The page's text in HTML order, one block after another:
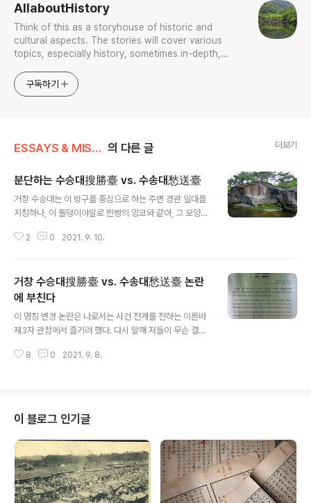
AllaboutHistory
Think of this as a storyhouse of historic and
cultural aspects. The stories will cover various
topics, especially history, sometimes in-depth,
approach will be to resist any common sense or
generalized viewpoint
구독하기
ESSAYS & MISCELLANIES 의 다른 글 더보기
분단하는 수승대搜勝臺 vs. 수송대愁送臺
거창 수승대는 이 방구를 중심으로 하는 주변 경관 일대를
지칭하나, 이 돌덩이야말로 찐빵의 앙코와 같아, 그 모양은
런 까닭에 이를 지칭하는 말 중에 거북 구龜자를 활용한 것
퇴계 이전과 이후로 현격히 달라진다는 것이니, 다시 말해
이곳은 퇴계를 만남으로써 일약 위상이 저 하늘을 향해 치
달으니, 와! 퇴계가 이곳을 지목했다 해서 이후 너도나도 찾
아서 바위에다가 sns 방명록을 남기듯 하는 일이 잇달았으
은 이름으로 바까!!! 해서 그 대안으로 제시한 것이 바로 수
2 0 2021. 9. 10.
거창 수승대搜勝臺 vs. 수송대愁送臺 논란
에 부친다
이 명칭 변경 논란은 나로서는 사건 전개를 전하는 이른바
제3자 관점에서 즐기려 했다. 다시 말해 저들이 무슨 결정
정만을 관망하고자 했다. 하지만 이 사태를 두고 이런저론
서 현재 대한민국 명승으로 지정된 저 간판을 어찌 달아야
하는가 하는 데 지나지 않지만, 문화유산을 바라보는 관점
이라는 측면에서 실은 많은 고민을 유발한다고 나는 본다.
이 문제는 자칫 한국만이 아니라 전 세계에 광풍처럼 몰아
치는 이른바 과거사 청산, 개중에서도 부끄러운 역사의 청
산이라는 그런 측면과도 ..
8 0 2021. 9. 8.
이 블로그 인기글